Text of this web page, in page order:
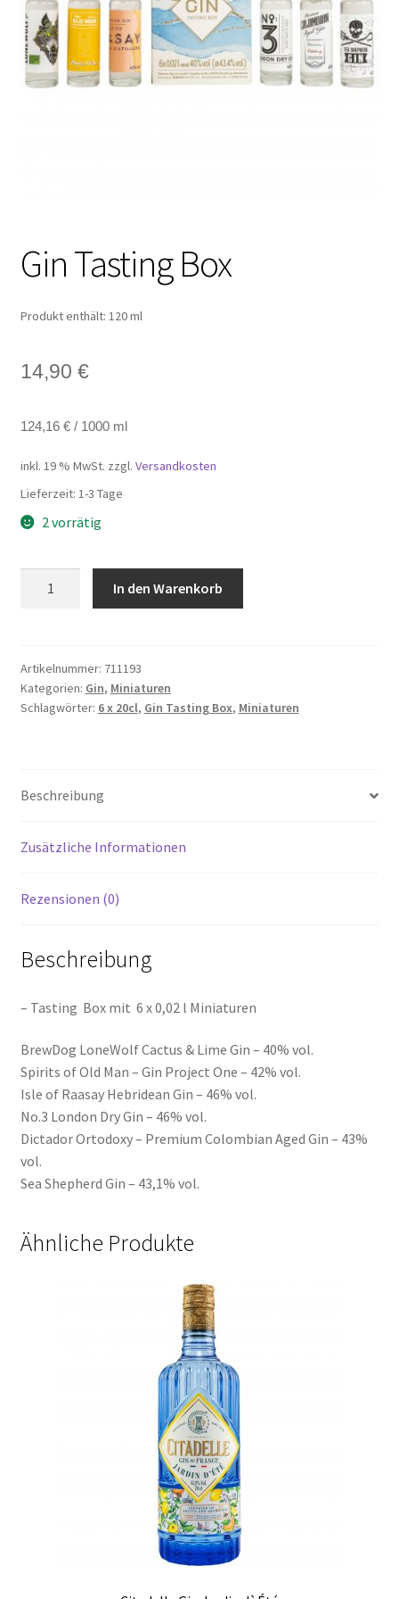
Gin Tasting Box
Produkt enthält: 120ml
14,90 €
124,16 €/ 1000 ml
inkl. 19 % MwSt. zzgl. Versandkosten
Lieferzeit: 1-3 Tage
2 vorrätig
In den Warenkorb
Artikelnummer: 711193
Kategorien: Gin, Miniaturen
Schlagwörter: 6 x 20cl, Gin Tasting Box, Miniaturen
Beschreibung
Zusätzliche Informationen
Rezensionen (0)
Beschreibung
– Tasting Box mit 6 x 0,02 l Miniaturen
BrewDog LoneWolf Cactus & Lime Gin – 40% vol.
Spirits of Old Man – Gin Project One – 42% vol.
Isle of Raasay Hebridean Gin – 46% vol.
No.3 London Dry Gin – 46% vol.
Dictador Ortodoxy – Premium Colombian Aged Gin – 43%
vol.
Sea Shepherd Gin – 43,1% vol.
Ähnliche Produkte